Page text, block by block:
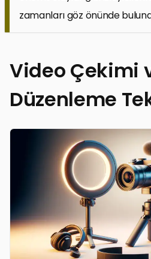
zamanları göz önünde
Video Çekimi
Düzenleme